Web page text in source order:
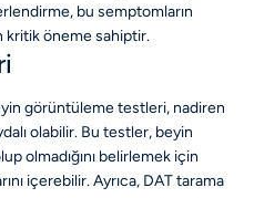
bu semptomların
kritik öneme sahiptir.
görüntüleme testleri, nadiren
olabilir. Bu testler, beyin
olmadığını belirlemek için
içerebilir. Ayrıca, DAT tarama